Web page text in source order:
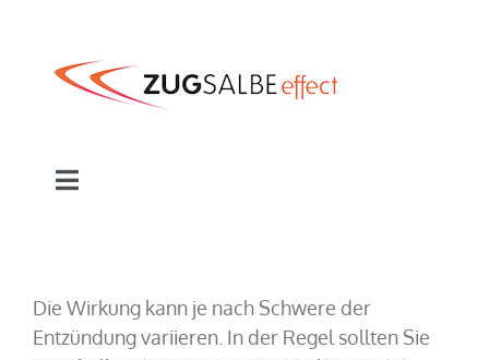
springen
Toggle
Anwendungsgebiete
Die Wirkung kann je nach Schwere der
Entzündung variieren. In der Regel sollten Sie